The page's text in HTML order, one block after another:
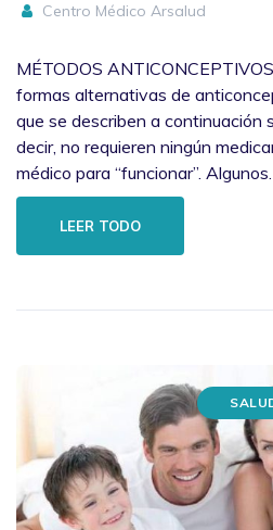
Centro Médico Arsalud
MÉTODOS
formas alternativas de
que se describen a continuación
decir, no requieren ningún
médico para “funcionar”.
LEER TODO